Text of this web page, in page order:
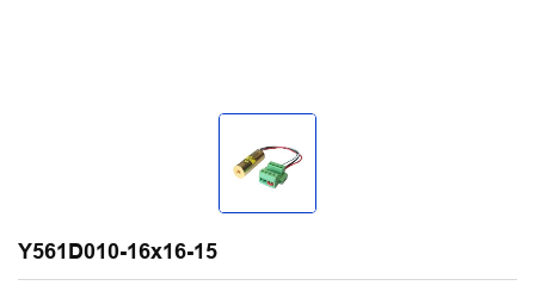
Y561D010-16x16-15